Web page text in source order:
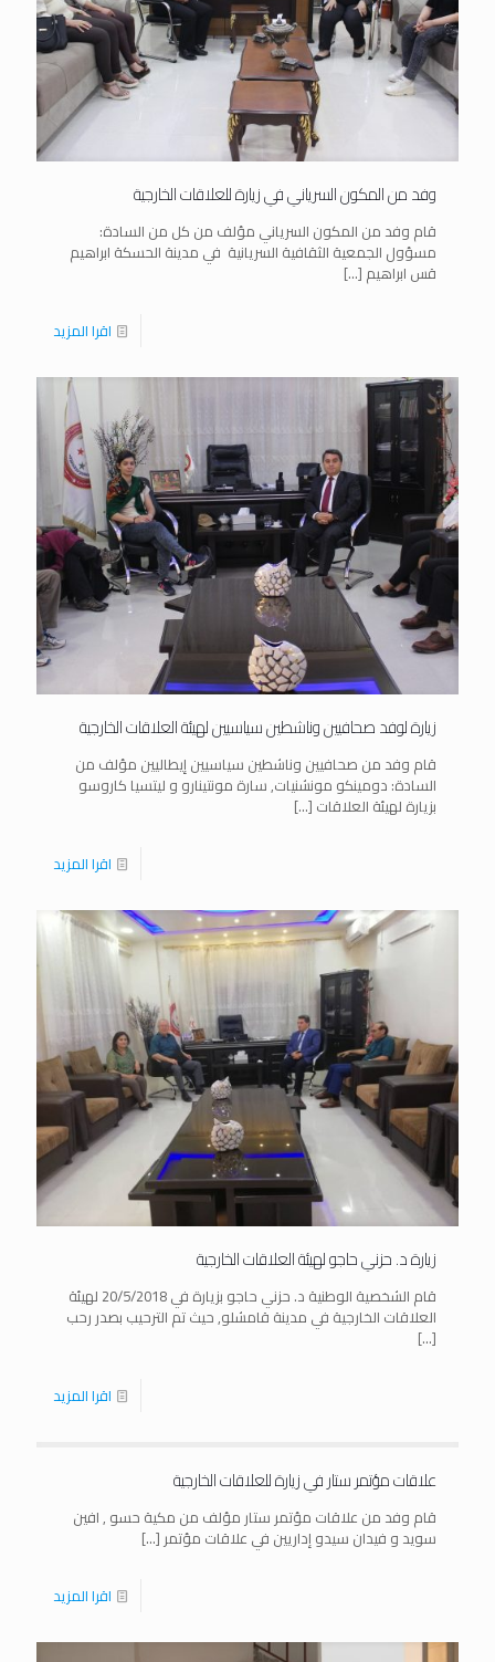
وفد من المكون السرياني في زيارة للعلاقات الخارجية
قام وفد من المكون السرياني مؤلف من كل من السادة:
مسؤول الجمعية الثقافية السريانية في مدينة الحسكة ابراهيم
قس ابراهيم […]
اقرا المزيد
زيارة لوفد صحافيين وناشطين سياسيين لهيئة العلاقات الخارجية
قام وفد من صحافيين وناشطين سياسيين إيطاليين مؤلف من
السادة: دومينكو مونشنيات, سارة مونتينارو و ليتسيا كاروسو
بزيارة لهيئة العلاقات […]
اقرا المزيد
زيارة د. حزني حاجو لهيئة العلاقات الخارجية
قام الشخصية الوطنية د. حزني حاجو بزيارة في 20/5/2018 لهيئة
العلاقات الخارجية في مدينة قامشلو, حيث تم الترحيب بصدر رحب
[…]
اقرا المزيد
علاقات مؤتمر ستار في زيارة للعلاقات الخارجية
قام وفد من علاقات مؤتمر ستار مؤلف من مكية حسو , افين
سويد و فيدان سيدو إداريين في علاقات مؤتمر […]
اقرا المزيد